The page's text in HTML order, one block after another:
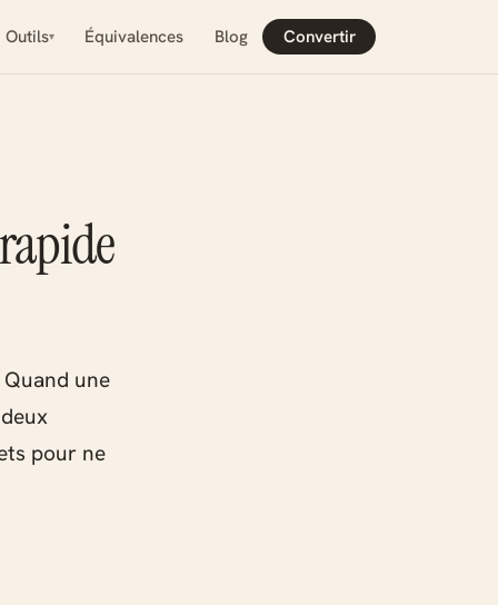
Outils Équivalences Blog Convertir
une
pour ne